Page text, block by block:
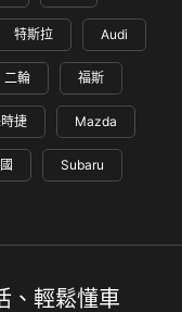
特斯拉 Audi
二輪 福斯
捷 Mazda
Subaru
、輕鬆懂車